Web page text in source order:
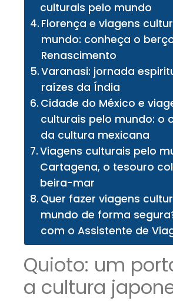
culturais pelo mundo
Florença e viagens
mundo: conheça o
Renascimento
Varanasi: jornada
raízes da Índia
Cidade do México e
culturais pelo mundo: o
da cultura mexicana
Viagens culturais pelo
Cartagena, o tesouro
beira-mar
Quer fazer viagens
mundo de forma
com o Assistente de
Quioto: um
a cultura